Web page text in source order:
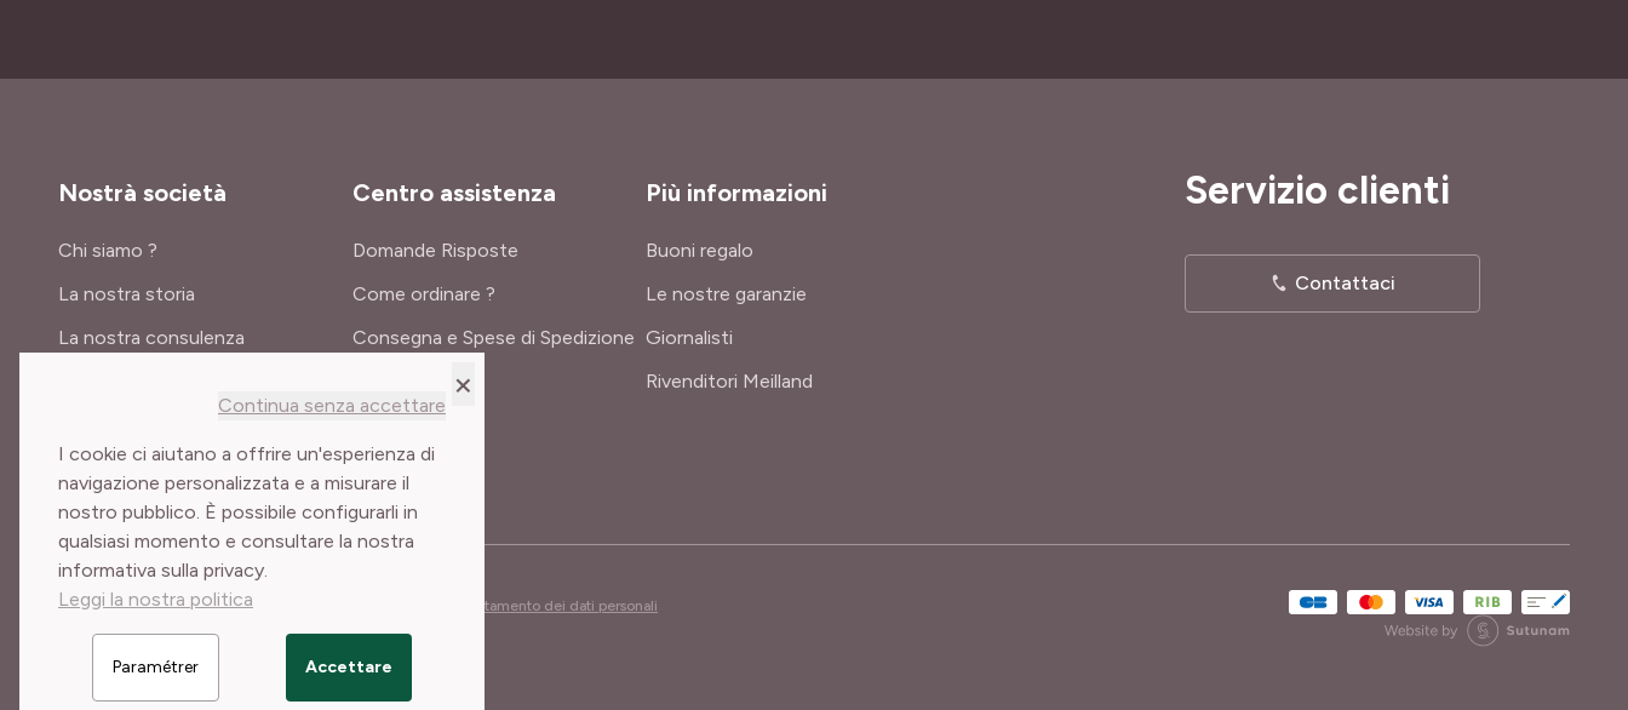
×
Continua senza accettare
I cookie ci aiutano a offrire un'esperienza di
navigazione personalizzata e a misurare il
nostro pubblico. È possibile configurarli in
qualsiasi momento e consultare la nostra
informativa sulla privacy.
Leggi la nostra politica
Paramétrer Accettare
Nostrà società
Chi siamo ?
La nostra storia
La nostra consulenza
Centro assistenza
Domande Risposte
Come ordinare ?
Consegna e Spese di Spedizione
Più informazioni
Buoni regalo
Le nostre garanzie
Giornalisti
Rivenditori Meilland
Servizio clienti
Contattaci
Condizioni generali di vendita Cookies e trattamento dei dati personali